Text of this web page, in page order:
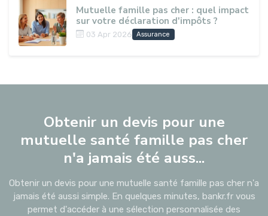
Mutuelle famille pas cher : quel impact
sur votre déclaration d'impôts ?
03 Apr 2026 Assurance
Obtenir un devis pour une
mutuelle santé famille pas cher
n'a jamais été auss...
Obtenir un devis pour une mutuelle santé famille pas cher n'a
jamais été aussi simple. En quelques minutes, bankr.fr vous
permet d'accéder à une sélection personnalisée des